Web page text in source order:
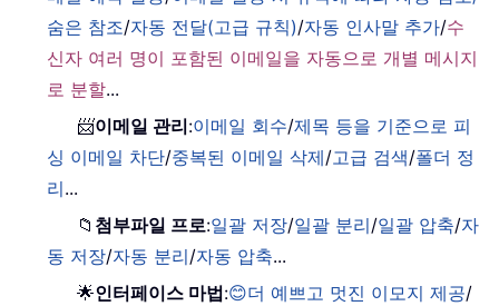
숨은 참조/자동 전달(고급 규칙)/자동 인사말 추가/수
신자 여러 명이 포함된 이메일을 자동으로 개별 메시지
로 분할...
📨이메일 관리:이메일 회수/제목 등을 기준으로 피
싱 이메일 차단/중복된 이메일 삭제/고급 검색/폴더 정
리...
📁 첨부파일 프로:일괄 저장/일괄 분리/일괄 압축/자
동 저장/자동 분리/자동 압축...
🌟인터페이스 마법:😊더 예쁘고 멋진 이모지 제공/